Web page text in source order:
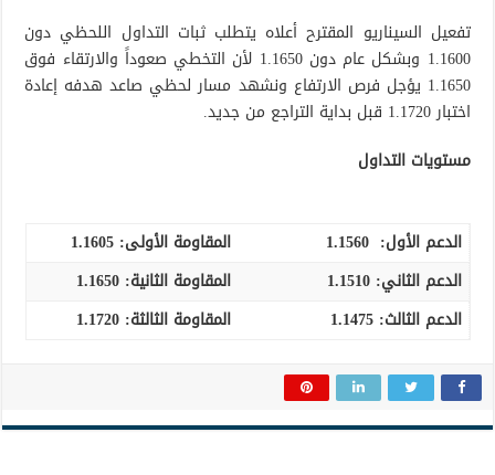
تفعيل السيناريو المقترح أعلاه يتطلب ثبات التداول اللحظي دون
1.1600 وبشكل عام دون 1.1650 لأن التخطي صعوداً والارتقاء فوق
1.1650 يؤجل فرص الارتفاع ونشهد مسار لحظي صاعد هدفه إعادة
اختبار 1.1720 قبل بداية التراجع من جديد.
مستويات التداول
الدعم الأول: 1.1560 المقاومة الأولى: 1.1605
الدعم الثاني: 1.1510 المقاومة الثانية: 1.1650
الدعم الثالث: المقاومة الثالثة: 1.1720